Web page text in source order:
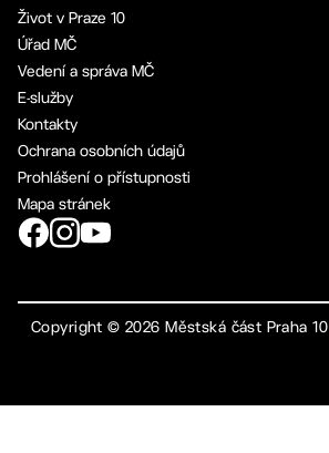
Život v Praze 10
Úřad MČ
Vedení a správa MČ
E-služby
Kontakty
Ochrana osobních údajů
Prohlášení o přístupnosti
Mapa stránek
Copyright ©2026 Městská část Praha 10